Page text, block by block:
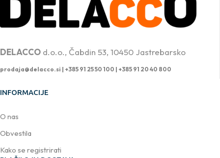
DELACCO d.o.o., Čabdin 53, 10450 Jastrebarsko
prodaja@delacco.si | +385 91 25 50 100 | +385 91 20 40 800
INFORMACIJE
O nas
Obvestila
Kako se registrirati